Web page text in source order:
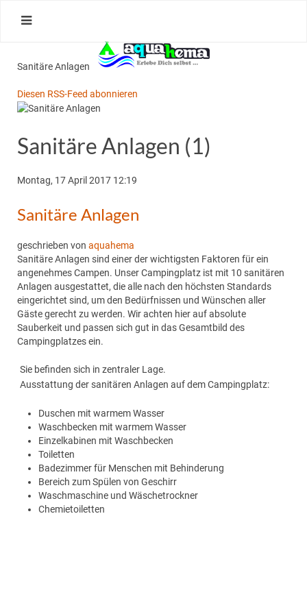
Sanitäre Anlagen
Diesen RSS-Feed abonnieren
Sanitäre Anlagen (1)
Montag, 17 April 2017 12:19
Sanitäre Anlagen
geschrieben von aquahema
Sanitäre Anlagen sind einer der wichtigsten Faktoren für ein
angenehmes Campen. Unser Campingplatz ist mit 10 sanitären
Anlagen ausgestattet, die alle nach den höchsten Standards
eingerichtet sind, um den Bedürfnissen und Wünschen aller
Gäste gerecht zu werden. Wir achten hier auf absolute
Sauberkeit und passen sich gut in das Gesamtbild des
Campingplatzes ein.
Sie befinden sich in zentraler Lage.
Ausstattung der sanitären Anlagen auf dem Campingplatz:
Duschen mit warmem Wasser
Waschbecken mit warmem Wasser
Einzelkabinen mit Waschbecken
Toiletten
Badezimmer für Menschen mit Behinderung
Bereich zum Spülen von Geschirr
Waschmaschine und Wäschetrockner
Chemietoiletten